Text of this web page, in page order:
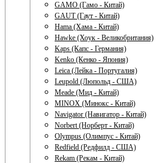
GAMO (Гамо - Китай)
GAUT (Гаут - Китай)
Hama (Хама - Китай)
Hawke (Хоук - Великобритания)
Kaps (Капс - Германия)
Kenko (Кенко - Япония)
Leica (Лейка - Португалия)
Leupold (Люпольд - США)
Meade (Мид - Китай)
MINOX (Минокс - Китай)
Navigator (Навигатор - Китай)
Norbert (Норберт - Китай)
Olympus (Олимпус - Китай)
Redfield (Редфилд - США)
Rekam (Рекам - Китай)